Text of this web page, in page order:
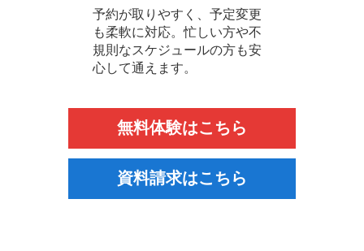
予約が取りやすく、予定変更
も柔軟に対応。忙しい方や不
規則なスケジュールの方も安
心して通えます。
無料体験はこちら
資料請求はこちら